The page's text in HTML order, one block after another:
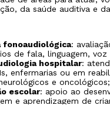
da saúde auditiva e
fonoaudiológica:
de fala, linguagem, voz
hospitalar:
enfermarias ou em
e oncológicos;
escolar: apoio ao
e aprendizagem de